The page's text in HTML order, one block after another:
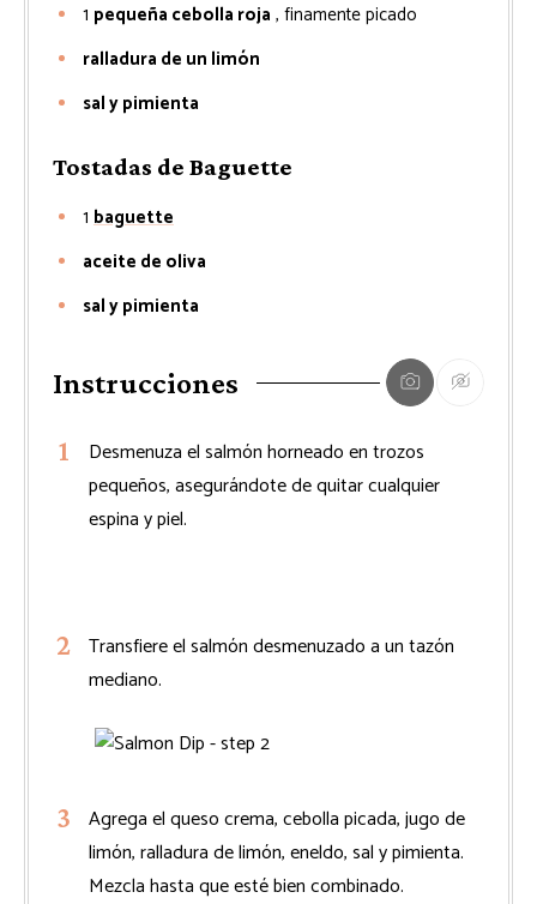
1 pequeña cebolla roja , finamente picado
ralladura de un limón
sal y pimienta
Tostadas de Baguette
1 baguette
aceite de oliva
sal y pimienta
Instrucciones
Desmenuza el salmón horneado en trozos
pequeños, asegurándote de quitar cualquier
espina y piel.
Transfiere el salmón desmenuzado a un tazón
mediano.
Agrega el queso crema, cebolla picada, jugo de
limón, ralladura de limón, eneldo, sal y pimienta.
Mezcla hasta que esté bien combinado.